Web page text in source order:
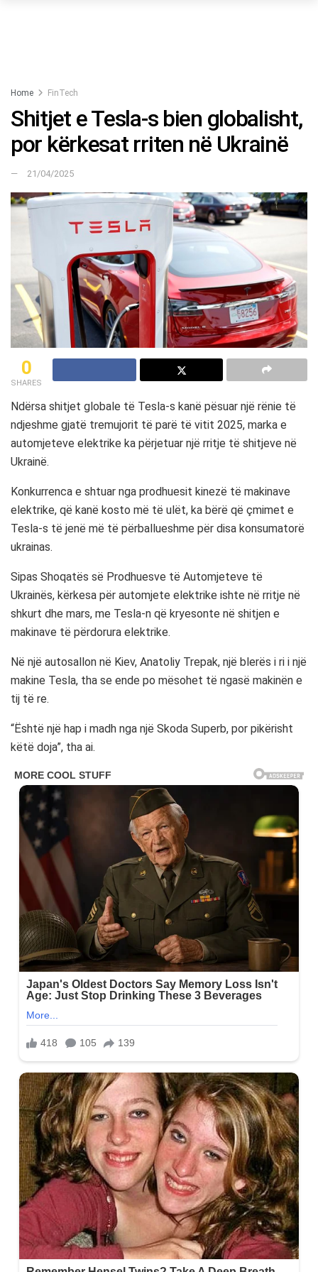
Home FinTech
Shitjet e Tesla-s bien globalisht,
por kërkesat rriten në Ukrainë
21/04/2025
0
SHARES
Ndërsa shitjet globale të Tesla-s kanë pësuar një rënie të
ndjeshme gjatë tremujorit të parë të vitit 2025, marka e
automjeteve elektrike ka përjetuar një rritje të shitjeve në
Ukrainë.
Konkurrenca e shtuar nga prodhuesit kinezë të makinave
elektrike, që kanë kosto më të ulët, ka bërë që çmimet e
Tesla-s të jenë më të përballueshme për disa konsumatorë
ukrainas.
Sipas Shoqatës së Prodhuesve të Automjeteve të
Ukrainës, kërkesa për automjete elektrike ishte në rritje në
shkurt dhe mars, me Tesla-n që kryesonte në shitjen e
makinave të përdorura elektrike.
Në një autosallon në Kiev, Anatoliy Trepak, një blerës i ri i një
makine Tesla, tha se ende po mësohet të ngasë makinën e
tij të re.
“Është një hap i madh nga një Skoda Superb, por pikërisht
këtë doja”, tha ai.